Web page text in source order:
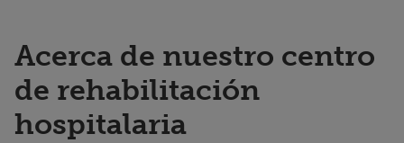
Acerca de nuestro centro
de rehabilitación
hospitalaria